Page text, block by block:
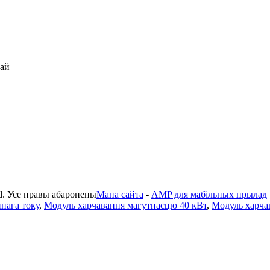
Усе правы абароненыМапа сайта - AMP для мабільных прылад
току, Модуль харчавання магутнасцю 40 кВт, Модуль